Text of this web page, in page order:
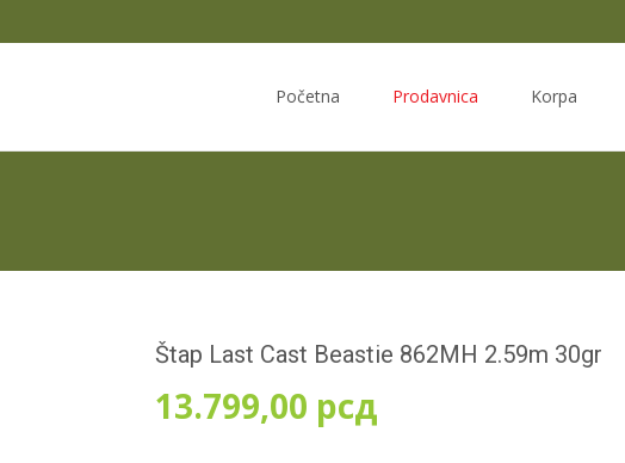
Početna Prodavnica Korpa
Štap Last Cast Beastie 862MH 2.59m 30gr
13.799,00 рсд